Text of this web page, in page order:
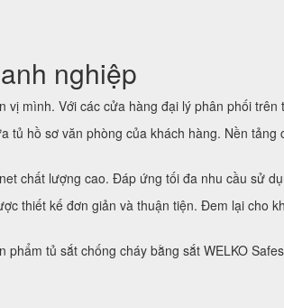
nghiệp
mình. Với các cửa hàng đại lý phân phối trên
tủ hồ sơ văn phòng của khách hàng. Nền
chất lượng cao. Đáp ứng tối đa nhu cầu sử
thiết kế đơn giản và thuận tiện. Đem lại cho
tủ sắt chống cháy bằng sắt WELKO